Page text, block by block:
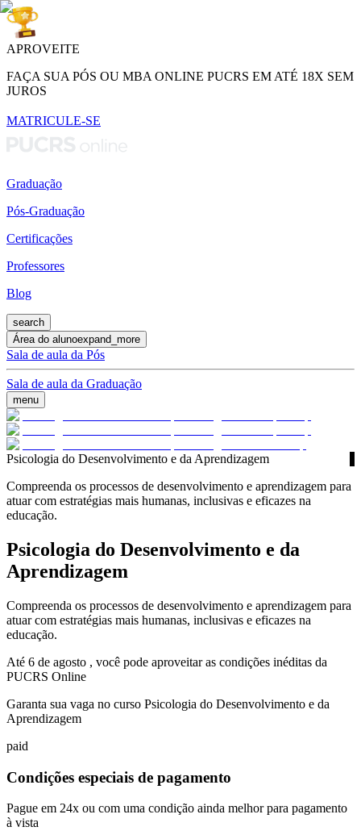
APROVEITE
FAÇA SUA PÓS OU MBA ONLINE PUCRS EM ATÉ 18X SEM
JUROS
MATRICULE-SE
Graduação
Pós-Graduação
Certificações
Professores
Blog
search
Área do alunoexpand_more
Sala de aula da Pós
Sala de aula da Graduação
menu
Psicologia do Desenvolvimento e da Aprendizagem
Compreenda os processos de desenvolvimento e aprendizagem para
atuar com estratégias mais humanas, inclusivas e eficazes na
educação.
Psicologia do Desenvolvimento e da
Aprendizagem
Compreenda os processos de desenvolvimento e aprendizagem para
atuar com estratégias mais humanas, inclusivas e eficazes na
educação.
Até 6 de agosto , você pode aproveitar as condições inéditas da
PUCRS Online
Garanta sua vaga no curso Psicologia do Desenvolvimento e da
Aprendizagem
paid
Condições especiais de pagamento
Pague em 24x ou com uma condição ainda melhor para pagamento
à vista